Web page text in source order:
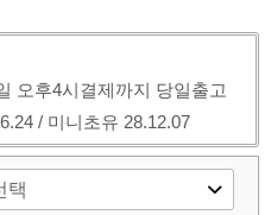
오후4시결제까지 당일출고
/ 미니초유 28.12.07